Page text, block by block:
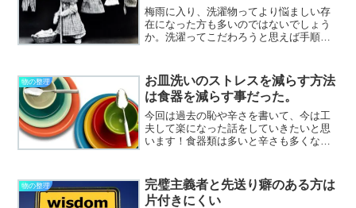
梅雨に入り、洗濯物ってより悩ましい存
在になった方も多いのではないでしょう
か。洗濯ってこだわろうと思えば手順と
「洗濯乾燥機を使い、乾燥まで行う」で
す。え～部屋干しの技とかで...
物の整理
お皿洗いのストレスを減らす方法
は食器を減らす事だった。
今回は過去の恥や辛さを書いて、今は工
夫して楽になった話をしていきたいと思
います！食器類は多いと辛さも多くなる
たんですね。実家は大量に食器があるの
に使わないからもったいな...
物の整理
完璧主義者と先送り癖のある方は
片付きにくい